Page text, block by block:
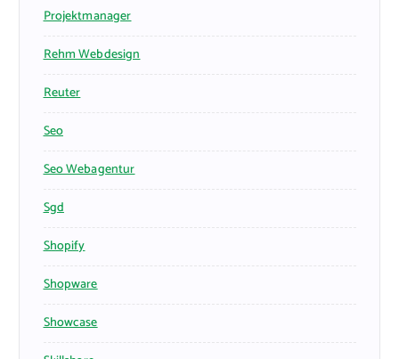
Projektmanager
Rehm Webdesign
Reuter
Seo
Seo Webagentur
Sgd
Shopify
Shopware
Showcase